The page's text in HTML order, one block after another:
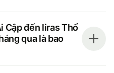
Cập đến liras Thổ
qua là bao